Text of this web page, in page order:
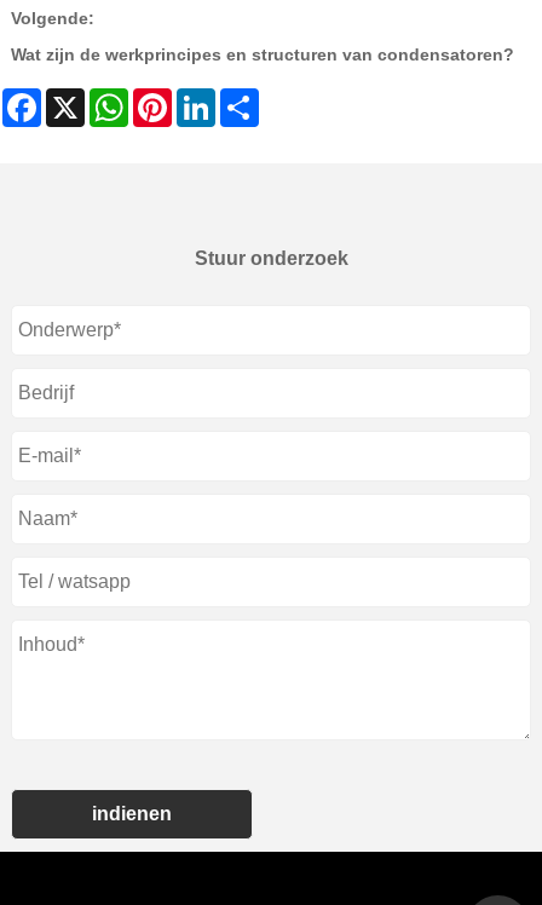
Volgende:
Wat zijn de werkprincipes en structuren van condensatoren?
Facebook
X WhatsAppPinterestLinkedIn
Stuur onderzoek
indienen